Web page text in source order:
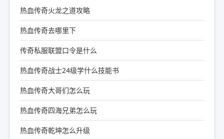
热血传奇火龙之道攻略
热血传奇去哪里下
传奇私服联盟口令是什么
热血传奇战士24级学什么技能书
热血传奇大哥们怎么玩
热血传奇四海兄弟怎么玩
热血传奇乾坤怎么升级